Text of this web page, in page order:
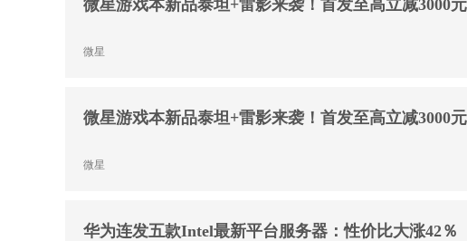
微星游戏本新品泰坦+雷影来袭！首发至高立减3000
微星
微星游戏本新品泰坦+雷影来袭！首发至高立减3000
微星
华为连发五款Intel最新平台服务器：性价比大涨42％